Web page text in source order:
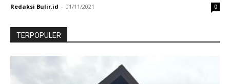
Redaksi Bulir.id - 01/11/2021 0
TERPOPULER